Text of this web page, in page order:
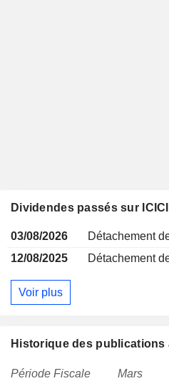
Dividendes passés sur
03/08/2026
Détachement
12/08/2025
Détachement
Voir plus
Historique des publications
Période Fiscale Mars